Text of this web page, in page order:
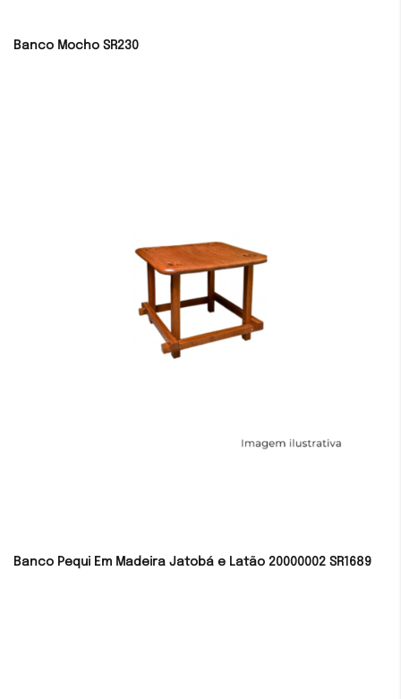
Banco Mocho SR230
Banco Pequi Em Madeira Jatobá e Latão 20000002 SR1689